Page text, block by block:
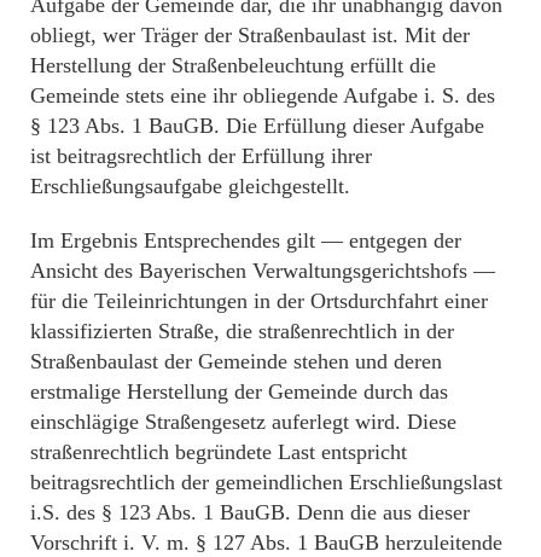
Aufgabe der Gemeinde dar, die ihr unabhängig davon
obliegt, wer Träger der Straßenbaulast ist. Mit der
Herstellung der Straßenbeleuchtung erfüllt die
Gemeinde stets eine ihr obliegende Aufgabe i. S. des
§ 123 Abs. 1 BauGB. Die Erfüllung dieser Aufgabe
ist beitragsrechtlich der Erfüllung ihrer
Erschließungsaufgabe gleichgestellt.
Im Ergebnis Entsprechendes gilt — entgegen der
Ansicht des Bayerischen Verwaltungsgerichtshofs —
für die Teileinrichtungen in der Ortsdurchfahrt einer
klassifizierten Straße, die straßenrechtlich in der
Straßenbaulast der Gemeinde stehen und deren
erstmalige Herstellung der Gemeinde durch das
einschlägige Straßengesetz auferlegt wird. Diese
straßenrechtlich begründete Last entspricht
beitragsrechtlich der gemeindlichen Erschließungslast
i.S. des § 123 Abs. 1 BauGB. Denn die aus dieser
Vorschrift i. V. m. § 127 Abs. 1 BauGB herzuleitende